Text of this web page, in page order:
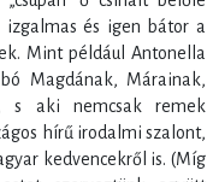
izgalmas és igen bátor a
Mint például Antonella
Magdának, Márainak,
s aki nemcsak remek
hírű irodalmi szalont,
kedvencekről is. (Míg